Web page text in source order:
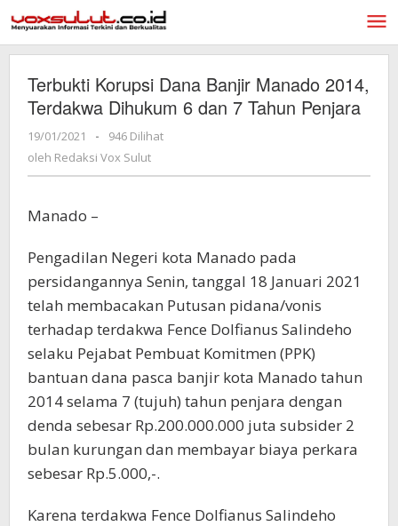
ke
konten
Terbukti Korupsi Dana Banjir Manado 2014,
Terdakwa Dihukum 6 dan 7 Tahun Penjara
19/01/2021
oleh
Redaksi
-
946 Dilihat
oleh Redaksi Vox Sulut
Manado –
Pengadilan Negeri kota Manado pada
persidangannya Senin, tanggal 18 Januari 2021
telah membacakan Putusan pidana/vonis
terhadap terdakwa Fence Dolfianus Salindeho
selaku Pejabat Pembuat Komitmen (PPK)
bantuan dana pasca banjir kota Manado tahun
2014 selama 7 (tujuh) tahun penjara dengan
denda sebesar Rp.200.000.000 juta subsider 2
bulan kurungan dan membayar biaya perkara
sebesar Rp.5.000,-.
Karena terdakwa Fence Dolfianus Salindeho